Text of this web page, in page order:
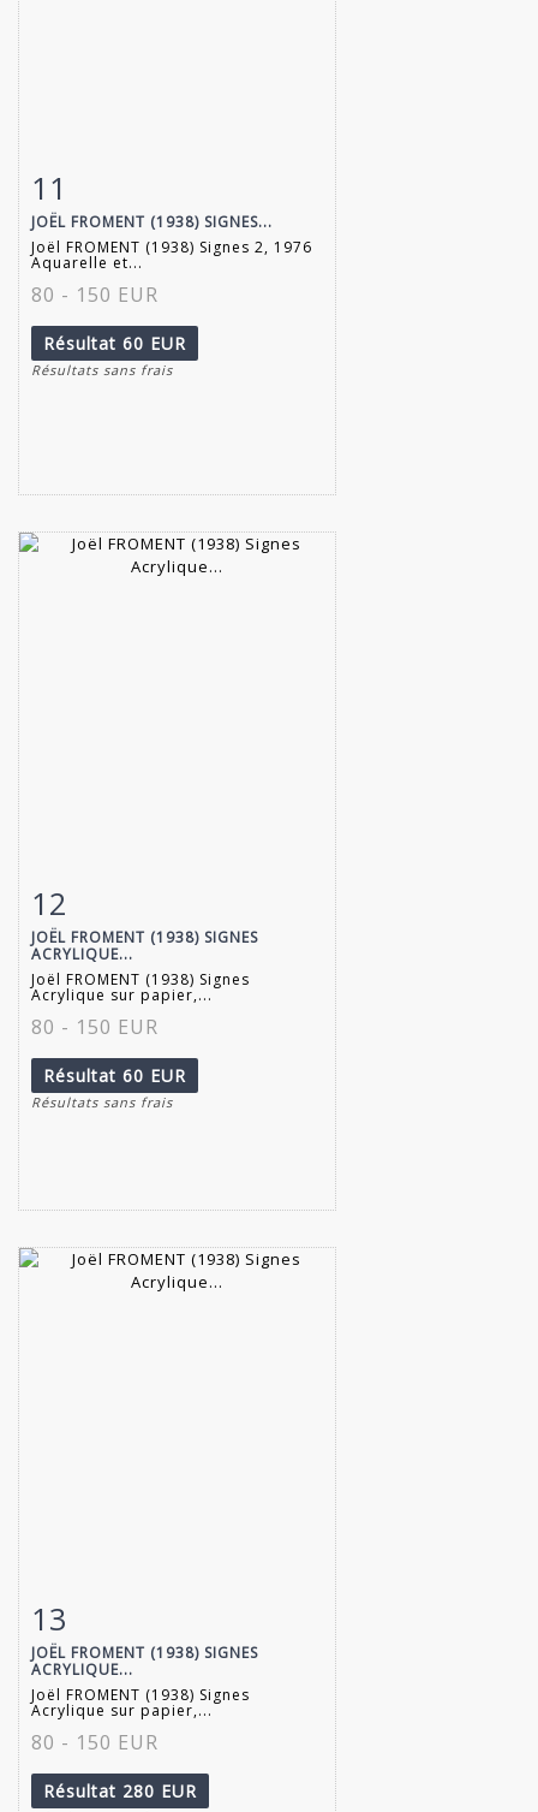
Fiche détaillée
11
JOËL FROMENT (1938) SIGNES...
Joël FROMENT (1938) Signes 2, 1976
Aquarelle et...
80 - 150 EUR
Résultat 60 EUR
Résultats sans frais
Fiche détaillée
12
JOËL FROMENT (1938) SIGNES
ACRYLIQUE...
Joël FROMENT (1938) Signes
Acrylique sur papier,...
80 - 150 EUR
Résultat 60 EUR
Résultats sans frais
Fiche détaillée
13
JOËL FROMENT (1938) SIGNES
ACRYLIQUE...
Joël FROMENT (1938) Signes
Acrylique sur papier,...
80 - 150 EUR
Résultat 280 EUR